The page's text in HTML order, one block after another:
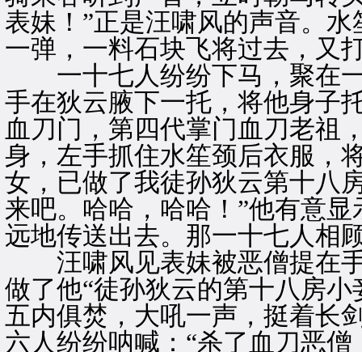
表妹！”正是汪啸风的声音。
一弹，一料石块飞将过去，又
一十七人纷纷下马，聚在一
手在狄云腋下一托，将他身子
血刀门，第四代掌门血刀老祖
身，左手抓住水笙颈后衣服，
女，已做了我徒孙狄云第十八
来吧。哈哈，哈哈！”他有意
远地传送出去。那一十七人相
汪啸风见表妹被恶僧提在手
做了他“徒孙狄云的第十八房
五内俱焚，大吼一声，挺着长
六人纷纷呐喊：“杀了血刀恶僧